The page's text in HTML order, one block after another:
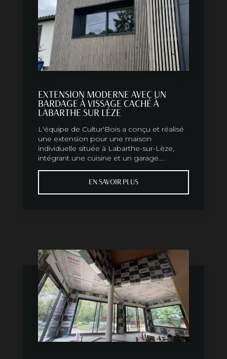
EXTENSION MODERNE AVEC UN
BARDAGE À VISSAGE CACHÉ À
LABARTHE SUR LÈZE
L'équipe de Cultur'Bois a conçu et réalisé
une extension pour une maison
individuelle située à Labarthe-sur-Lèze,
intégrant une cuisine et un garage....
EN SAVOIR PLUS